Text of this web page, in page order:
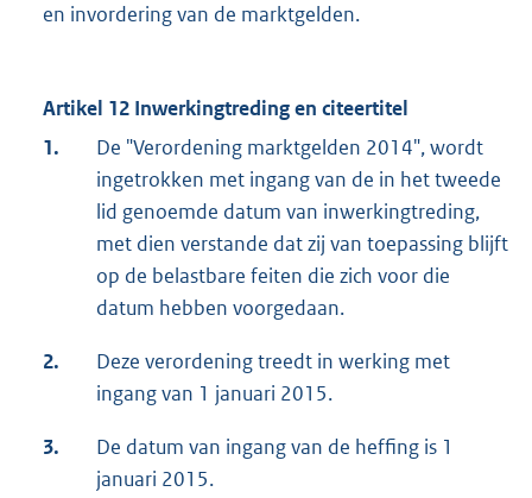
en invordering van de marktgelden.
Artikel 12 Inwerkingtreding en citeertitel
1.
De "Verordening marktgelden 2014", wordt
ingetrokken met ingang van de in het tweede
lid genoemde datum van inwerkingtreding,
met dien verstande dat zij van toepassing blijft
op de belastbare feiten die zich voor die
datum hebben voorgedaan.
2.
Deze verordening treedt in werking met
ingang van 1 januari 2015.
3.
De datum van ingang van de heffing is 1
januari 2015.